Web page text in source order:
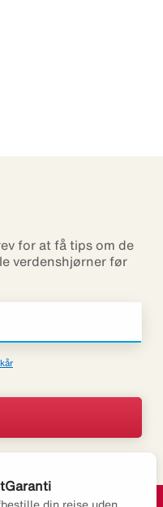
for at få tips om de
verdenshjørner før
din rejse uden